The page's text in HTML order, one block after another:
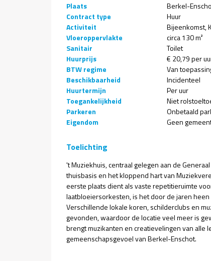
Plaats
Berkel-
Contract type
Huur
Activiteit
Bijeenkomst
Vloeroppervlakte
circa 130 m²
Sanitair
Toilet
Huurprijs
€ 20,79 per
BTW regime
Van
Beschikbaarheid
Incidenteel
Huurtermijn
Per uur
Toegankelijkheid
Niet
Parkeren
Onbetaald
Eigendom
Geen
Toelichting
't Muziekhuis, centraal gelegen aan de
thuisbasis en het kloppend hart van
eerste plaats dient als vaste repetitieruimte
laatbloeiersorkesten, is het door de jaren
Verschillende lokale koren, schilderclubs en
gevonden, waardoor de locatie veel meer is
brengt muzikanten en creatievelingen van alle
gemeenschapsgevoel van Berkel-Enschot.